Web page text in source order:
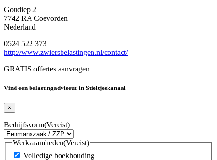
Goudiep 2
7742 RA Coevorden
Nederland
0524 522 373
http://www.zwiersbelastingen.nl/contact/
GRATIS offertes aanvragen
Vind een belastingadviseur in Stieltjeskanaal
×
Bedrijfsvorm(Vereist)
Werkzaamheden(Vereist)
Volledige boekhouding